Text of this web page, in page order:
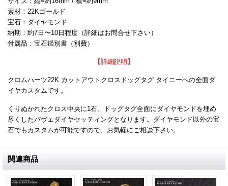
素材：22Kゴールド
宝石：ダイヤモンド
納期：約7日〜10日程度（詳細はお問合せ下さい）
付属品：宝石鑑別書（別費）
【詳細説明】
クロムハーツ22K カットアウトクロスドッグタグ タイニーへの全面ダ
イヤカスタムです。
くりぬかれたクロス中央に1石、ドッグタグ全面にダイヤモンドを埋め
尽くしたパヴェダイヤセッティングとなります。ダイヤモンド以外の宝
石でもカスタムが可能ですので、お気軽にご相談下さい。
関連商品